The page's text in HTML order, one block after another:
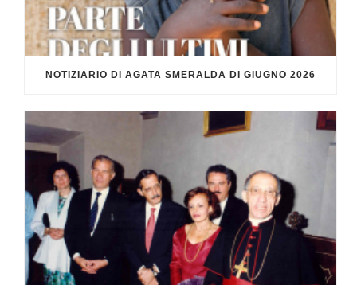
NOTIZIARIO DI AGATA SMERALDA DI GIUGNO 2026